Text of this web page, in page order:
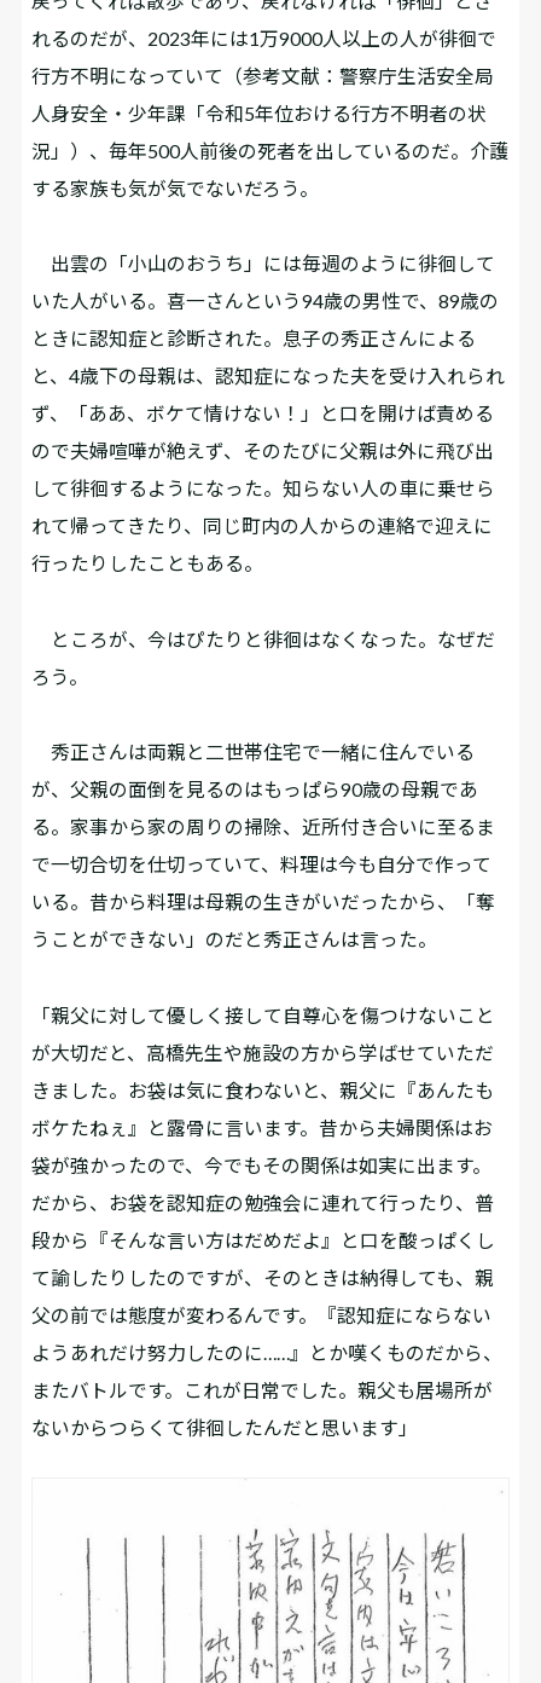
れるのだが、2023年には1万9000人以上の人が徘徊で
行方不明になっていて（参考文献：警察庁生活安全局
人身安全・少年課「令和5年位おける行方不明者の状
況」）、毎年500人前後の死者を出しているのだ。介護
する家族も気が気でないだろう。
出雲の「小山のおうち」には毎週のように徘徊して
いた人がいる。喜一さんという94歳の男性で、89歳の
ときに認知症と診断された。息子の秀正さんによる
と、4歳下の母親は、認知症になった夫を受け入れられ
ず、「ああ、ボケて情けない！」と口を開けば責める
ので夫婦喧嘩が絶えず、そのたびに父親は外に飛び出
して徘徊するようになった。知らない人の車に乗せら
れて帰ってきたり、同じ町内の人からの連絡で迎えに
行ったりしたこともある。
ところが、今はぴたりと徘徊はなくなった。なぜだ
ろう。
秀正さんは両親と二世帯住宅で一緒に住んでいる
が、父親の面倒を見るのはもっぱら90歳の母親であ
る。家事から家の周りの掃除、近所付き合いに至るま
で一切合切を仕切っていて、料理は今も自分で作って
いる。昔から料理は母親の生きがいだったから、「奪
うことができない」のだと秀正さんは言った。
「親父に対して優しく接して自尊心を傷つけないこと
が大切だと、高橋先生や施設の方から学ばせていただ
きました。お袋は気に食わないと、親父に『あんたも
ボケたねぇ』と露骨に言います。昔から夫婦関係はお
袋が強かったので、今でもその関係は如実に出ます。
だから、お袋を認知症の勉強会に連れて行ったり、普
段から『そんな言い方はだめだよ』と口を酸っぱくし
て諭したりしたのですが、そのときは納得しても、親
父の前では態度が変わるんです。『認知症にならない
ようあれだけ努力したのに……』とか嘆くものだから、
またバトルです。これが日常でした。親父も居場所が
ないからつらくて徘徊したんだと思います」